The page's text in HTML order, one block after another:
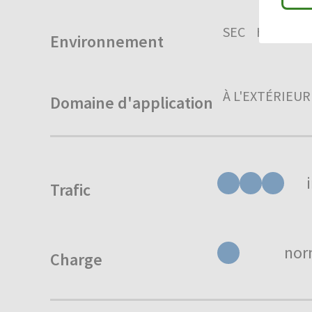
Environnement SEC HUMIDE
Domaine d'application À L'EXTÉRIEUR
Trafic
Charge